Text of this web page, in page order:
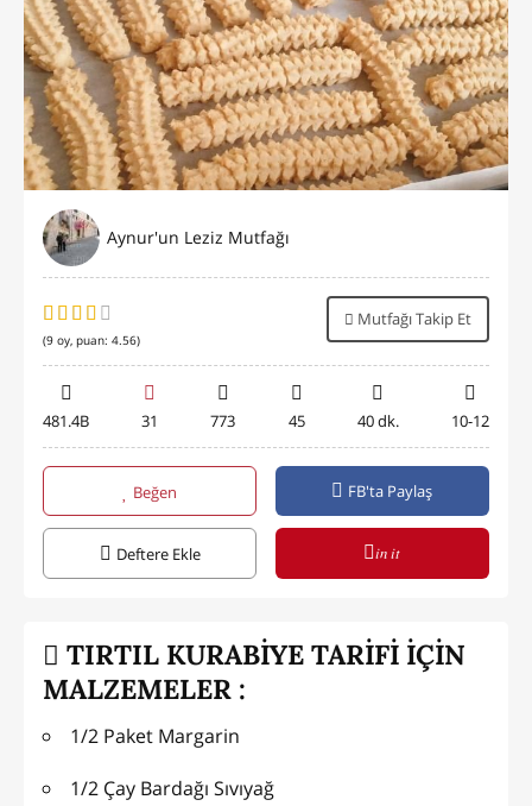
Aynur'un Leziz Mutfağı
(9 oy, puan: 4.56)
Mutfağı Takip Et
481.4B 31 773 45 40 dk. 10-12
Beğen FB'ta Paylaş
Deftere Ekle in it
TIRTIL KURABİYE TARİFİ İÇİN
MALZEMELER :
1/2 Paket Margarin
1/2 Çay Bardağı Sıvıyağ